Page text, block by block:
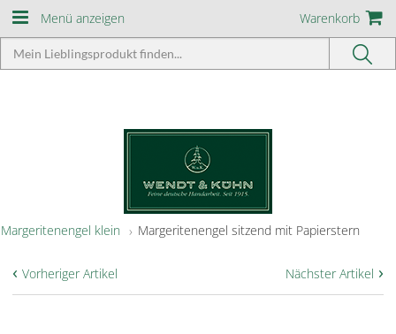
Menü anzeigen Warenkorb
Margeritenengel klein Margeritenengel sitzend mit Papierstern
Nächster Artikel ›
‹ Vorheriger Artikel